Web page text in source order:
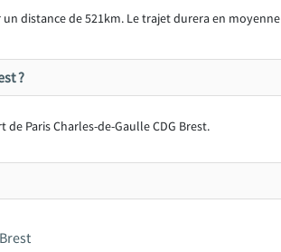
distance de 521km. Le trajet durera en moyenne
?
Paris Charles-de-Gaulle CDG Brest.